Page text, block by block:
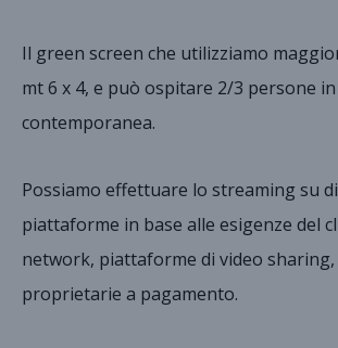
Il green screen che utilizziamo
mt 6 x 4, e può ospitare 2/3 persone in
contemporanea.
Possiamo effettuare lo streaming su
piattaforme in base alle esigenze del cliente, social
network, piattaforme di video sharing, o
proprietarie a pagamento.